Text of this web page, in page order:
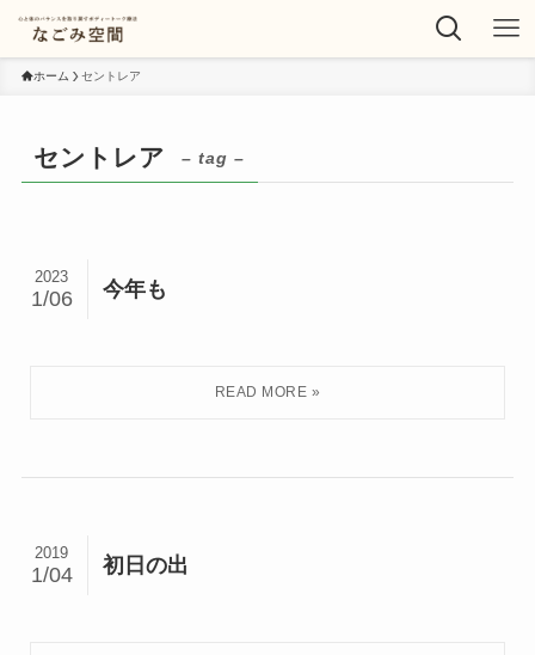
ホーム セントレア
セントレア – tag –
今年も
2023
1/06
初日の出
2019
1/04